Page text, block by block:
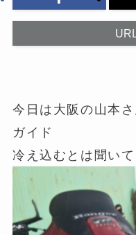
今日は大阪の山本
ガイド
冷え込むとは聞い